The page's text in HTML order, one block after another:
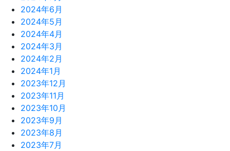
2024年6月
2024年5月
2024年4月
2024年3月
2024年2月
2024年1月
2023年12月
2023年11月
2023年10月
2023年9月
2023年8月
2023年7月